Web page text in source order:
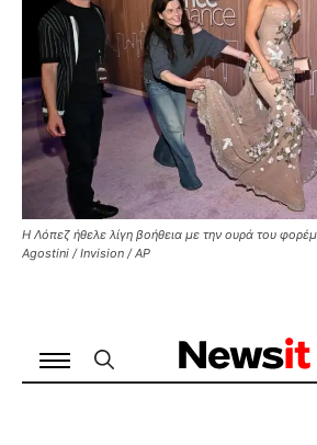
Η Λόπεζ ήθελε λίγη βοήθεια με την ουρά του
Agostini / Invision / AP